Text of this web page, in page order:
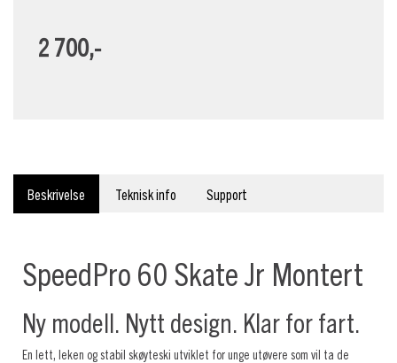
2 700,-
Beskrivelse Teknisk info Support
SpeedPro 60 Skate Jr Montert
Ny modell. Nytt design. Klar for fart.
En lett, leken og stabil skøyteski utviklet for unge utøvere som vil ta de